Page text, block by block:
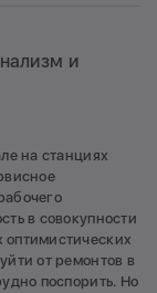
и
на станциях
в совокупности
от ремонтов в
поспорить. Но